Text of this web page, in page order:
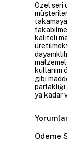
Özel seri
kaliteli
kullanım
gibi
ya kadar
Ödeme